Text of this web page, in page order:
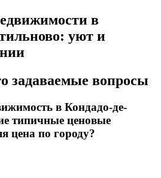
в
уют и
задаваемые вопросы
в Кондадо-де-
типичные ценовые
цена по городу?